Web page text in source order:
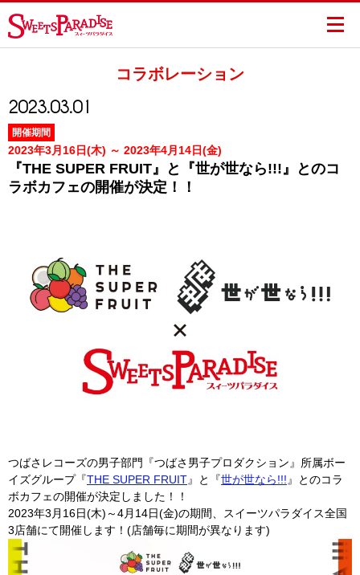
コラボレーション
2023.03.01
開催期間
2023年3月16日(木) ～ 2023年4月14日(金)
『THE SUPER FRUIT』と『世が世なら!!!』とのコ
ラボカフェの開催が決定！！
つばさレコーズの男子部門『つばさ男子プロダクション』所属ボー
イズグループ『THE SUPER FRUIT』と『世が世なら!!! 』とのコラ
ボカフェの開催が決定しました！！
2023年3月16日(木)～4月14日(金)の期間、スイーツパラダイス全国
3店舗にて開催します！(店舗毎に期間が異なります)